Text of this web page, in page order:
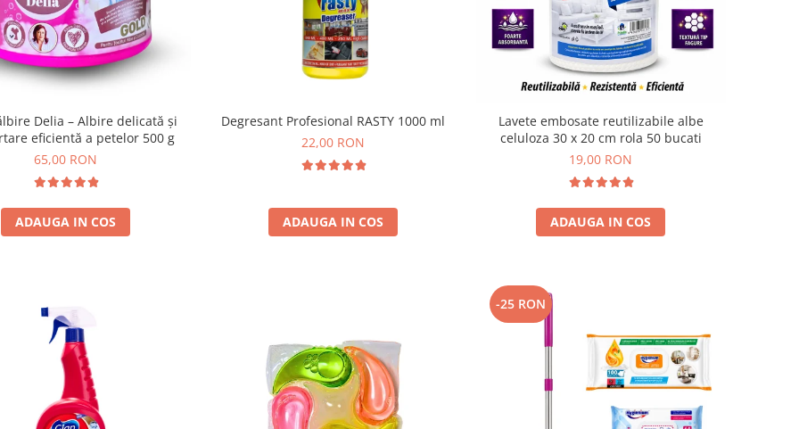
Delia – Albire delicată și
eficientă a petelor 500 g
65,00 RON
ADAUGA IN COS
Degresant Profesional RASTY 1000 ml
22,00 RON
ADAUGA IN COS
Lavete embosate reutilizabile albe
celuloza 30 x 20 cm rola 50 bucati
19,00 RON
ADAUGA IN COS
-25 RON